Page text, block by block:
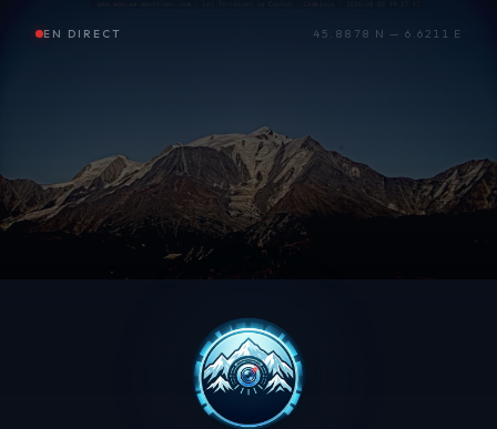
EN DIRECT 45.8878 N — 6.6211 E